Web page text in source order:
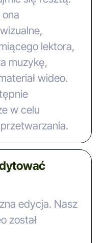
lektora,
muzykę,
wideo.
w celu
edycja. Nasz
został